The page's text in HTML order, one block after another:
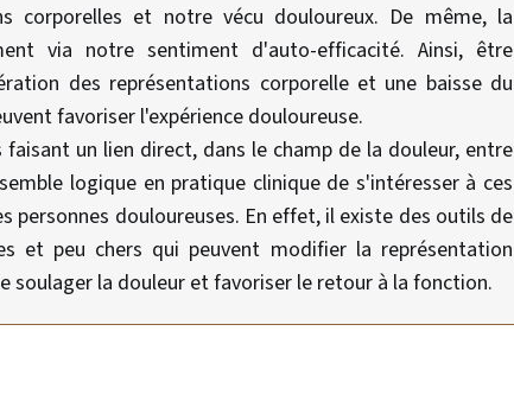
corporelles et notre vécu douloureux. De même, la
via notre sentiment d'auto-efficacité. Ainsi, être
des représentations corporelle et une baisse du
favoriser l'expérience douloureuse.
un lien direct, dans le champ de la douleur, entre
logique en pratique clinique de s'intéresser à ces
personnes douloureuses. En effet, il existe des outils de
et peu chers qui peuvent modifier la représentation
la douleur et favoriser le retour à la fonction.